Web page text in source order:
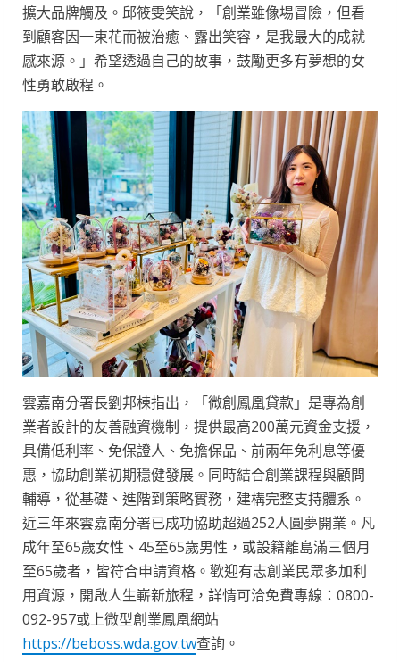
擴大品牌觸及。邱筱雯笑說，「創業雖像場冒險，但看
到顧客因一束花而被治癒、露出笑容，是我最大的成就
感來源。」希望透過自己的故事，鼓勵更多有夢想的女
性勇敢啟程。
雲嘉南分署長劉邦棟指出，「微創鳳凰貸款」是專為創
業者設計的友善融資機制，提供最高200萬元資金支援，
具備低利率、免保證人、免擔保品、前兩年免利息等優
惠，協助創業初期穩健發展。同時結合創業課程與顧問
輔導，從基礎、進階到策略實務，建構完整支持體系。
近三年來雲嘉南分署已成功協助超過252人圓夢開業。凡
成年至65歲女性、45至65歲男性，或設籍離島滿三個月
至65歲者，皆符合申請資格。歡迎有志創業民眾多加利
用資源，開啟人生嶄新旅程，詳情可洽免費專線：0800-
092-957或上微型創業鳳凰網站
https://beboss.wda.gov.tw查詢。